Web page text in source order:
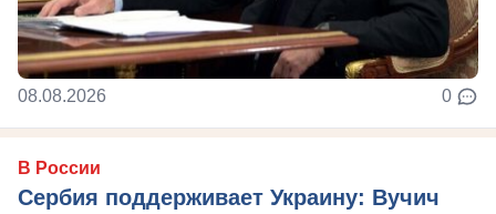
08.08.2026 0
В России
Сербия поддерживает Украину: Вучич